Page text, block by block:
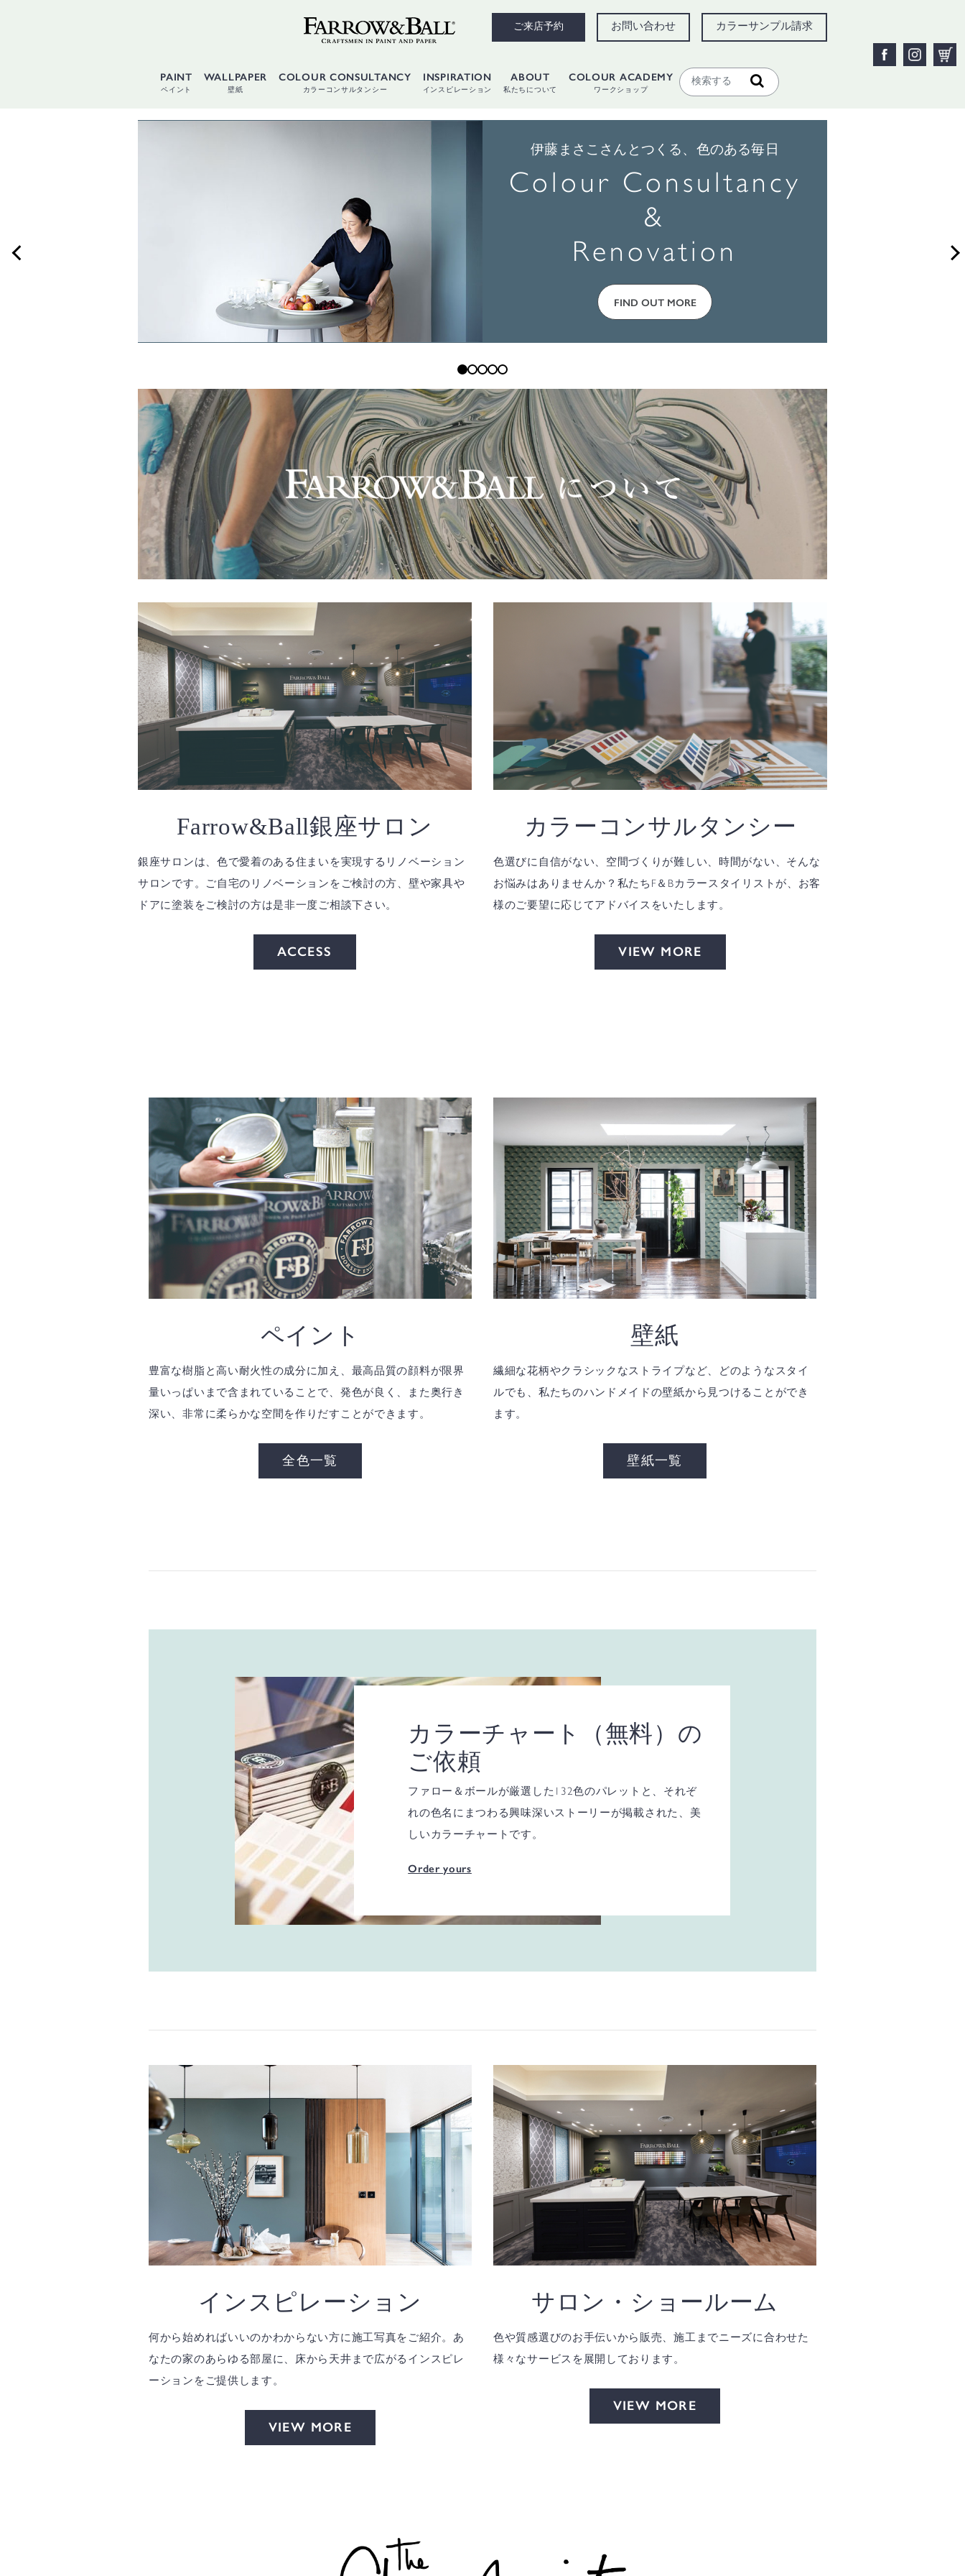
ご来店予約 お問い合わせ カラーサンプル請求
PAINT
ペイント
WALLPAPER
壁紙
COLOUR CONSULTANCY
カラーコンサルタンシー
INSPIRATION
インスピレーション
ABOUT
私たちについて
COLOUR ACADEMY
ワークショップ
伊藤まさこさんとつくる、色のある毎日
Colour Consultancy
&
Renovation
FIND OUT MORE
Farrow&Ball銀座サロン
銀座サロンは、色で愛着のある住まいを実現するリノベーション
サロンです。ご自宅のリノベーションをご検討の方、壁や家具や
ドアに塗装をご検討の方は是非一度ご相談下さい。
ACCESS
カラーコンサルタンシー
色選びに自信がない、空間づくりが難しい、時間がない、そんな
お悩みはありませんか？私たちF＆Bカラースタイリストが、お客
様のご要望に応じてアドバイスをいたします。
VIEW MORE
ペイント
豊富な樹脂と高い耐火性の成分に加え、最高品質の顔料が限界
量いっぱいまで含まれていることで、発色が良く、また奥行き
深い、非常に柔らかな空間を作りだすことができます。
全色一覧
壁紙
繊細な花柄やクラシックなストライプなど、どのようなスタイ
ルでも、私たちのハンドメイドの壁紙から見つけることができ
ます。
壁紙一覧
カラーチャート（無料）の
ご依頼
ファロー＆ボールが厳選した132色のパレットと、それぞ
れの色名にまつわる興味深いストーリーが掲載された、美
しいカラーチャートです。
Order yours
インスピレーション
何から始めればいいのかわからない方に施工写真をご紹介。あ
なたの家のあらゆる部屋に、床から天井まで広がるインスピレ
ーションをご提供します。
VIEW MORE
サロン・ショールーム
色や質感選びのお手伝いから販売、施工までニーズに合わせた
様々なサービスを展開しております。
VIEW MORE